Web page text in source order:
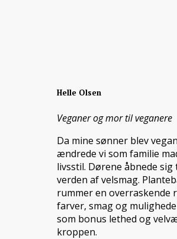
Helle Olsen
Veganer og mor til veganere
Da mine sønner blev
ændrede vi som familie
livsstil. Dørene åbnede sig
verden af velsmag.
rummer en overraskende
farver, smag og
som bonus lethed og
kroppen.